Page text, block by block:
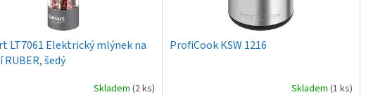
LT7061 Elektrický mlýnek na
šedý
Skladem (2 ks)
ProfiCook KSW 1216
Skladem (1 ks)